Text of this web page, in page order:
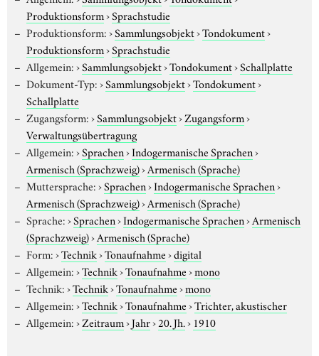
Produktionsform›Sprachstudie
Produktionsform:›Sammlungsobjekt›Tondokument›
Produktionsform›Sprachstudie
Allgemein:›Sammlungsobjekt›Tondokument›Schallplatte
Dokument-Typ:›Sammlungsobjekt›Tondokument›
Schallplatte
Zugangsform:›Sammlungsobjekt›Zugangsform›
Verwaltungsübertragung
Allgemein:›Sprachen›Indogermanische Sprachen›
Armenisch (Sprachzweig)›Armenisch (Sprache)
Muttersprache:›Sprachen›Indogermanische Sprachen›
Armenisch (Sprachzweig)›Armenisch (Sprache)
Sprache:›Sprachen›Indogermanische Sprachen›Armenisch
(Sprachzweig)›Armenisch (Sprache)
Form:›Technik›Tonaufnahme›digital
Allgemein:›Technik›Tonaufnahme›mono
Technik:›Technik›Tonaufnahme›mono
Allgemein:›Technik›Tonaufnahme›Trichter, akustischer
Allgemein:›Zeitraum›Jahr›20. Jh.› 1910